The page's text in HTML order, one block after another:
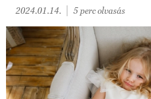
2024.01.14. 5 perc olvasás